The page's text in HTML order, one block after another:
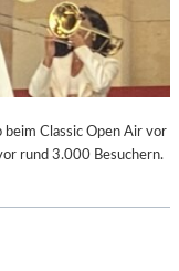
Classic Open Air vor
rund 3.000 Besuchern.